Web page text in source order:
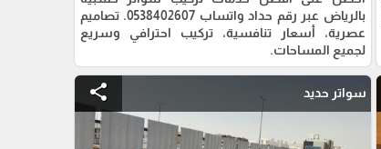
بالرياض عبر رقم حداد واتساب 0538402607. تصاميم
عصرية، أسعار تنافسية، تركيب احترافي وسريع
لجميع المساحات.
share سواتر حديد